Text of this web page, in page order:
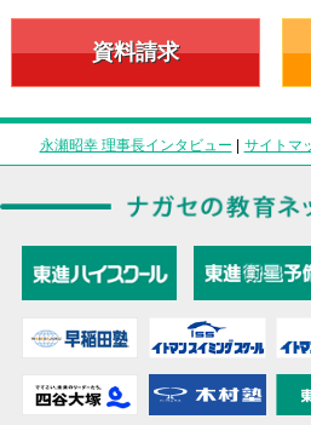
資料請求
永瀬昭幸 理事長インタビュー | サイトマ